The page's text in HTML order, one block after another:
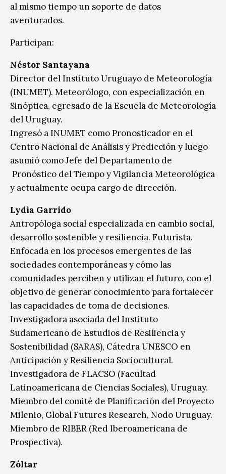
al mismo tiempo un soporte de datos
aventurados.
Participan:
Néstor Santayana
Director del Instituto Uruguayo de Meteorología
(INUMET). Meteorólogo, con especialización en
Sinóptica, egresado de la Escuela de Meteorología
del Uruguay.
Ingresó a INUMET como Pronosticador en el
Centro Nacional de Análisis y Predicción y luego
asumió como Jefe del Departamento de
Pronóstico del Tiempo y Vigilancia Meteorológica
y actualmente ocupa cargo de dirección.
Lydia Garrido
Antropóloga social especializada en cambio social,
desarrollo sostenible y resiliencia. Futurista.
Enfocada en los procesos emergentes de las
sociedades contemporáneas y cómo las
comunidades perciben y utilizan el futuro, con el
objetivo de generar conocimiento para fortalecer
las capacidades de toma de decisiones.
Investigadora asociada del Instituto
Sudamericano de Estudios de Resiliencia y
Sostenibilidad (SARAS), Cátedra UNESCO en
Anticipación y Resiliencia Sociocultural.
Investigadora de FLACSO (Facultad
Latinoamericana de Ciencias Sociales), Uruguay.
Miembro del comité de Planificación del Proyecto
Milenio, Global Futures Research, Nodo Uruguay.
Miembro de RIBER (Red Iberoamericana de
Prospectiva).
Zóltar